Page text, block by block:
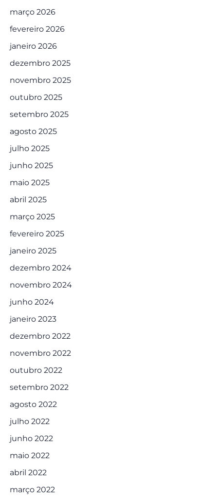
março 2026
fevereiro 2026
janeiro 2026
dezembro 2025
novembro 2025
outubro 2025
setembro 2025
agosto 2025
julho 2025
junho 2025
maio 2025
abril 2025
março 2025
fevereiro 2025
janeiro 2025
dezembro 2024
novembro 2024
junho 2024
janeiro 2023
dezembro 2022
novembro 2022
outubro 2022
setembro 2022
agosto 2022
julho 2022
junho 2022
maio 2022
abril 2022
março 2022